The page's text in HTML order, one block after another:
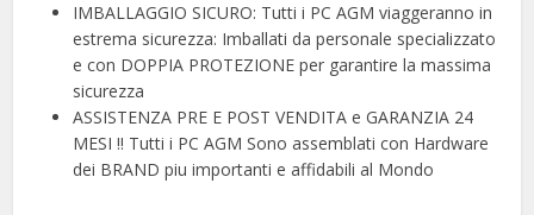
IMBALLAGGIO SICURO: Tutti i PC AGM viaggeranno in
estrema sicurezza: Imballati da personale specializzato
e con DOPPIA PROTEZIONE per garantire la massima
sicurezza
ASSISTENZA PRE E POST VENDITA e GARANZIA 24
MESI !! Tutti i PC AGM Sono assemblati con Hardware
dei BRAND piu importanti e affidabili al Mondo